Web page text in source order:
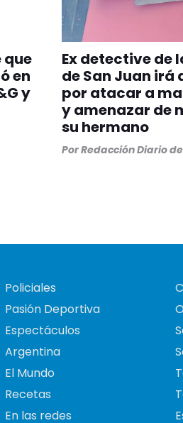
que
en
y
Ex detective de
de San Juan irá
por atacar a
y amenazar de
su hermano
PorRedacción Diario
Policiales
Pasión Deportiva
Espectáculos
Argentina
El Mundo
Recetas
En las redes